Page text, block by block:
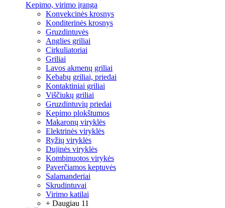
Kepimo, virimo įranga
Konvekcinės krosnys
Konditerinės krosnys
Gruzdintuvės
Anglies griliai
Cirkuliatoriai
Griliai
Lavos akmenų griliai
Kebabų griliai, priedai
Kontaktiniai griliai
Viščiukų griliai
Gruzdintuvių priedai
Kepimo plokštumos
Makaronų viryklės
Elektrinės viryklės
Ryžių viryklės
Dujinės viryklės
Kombinuotos virykės
Paverčiamos keptuvės
Salamanderiai
Skrudintuvai
Virimo katilai
+ Daugiau 11